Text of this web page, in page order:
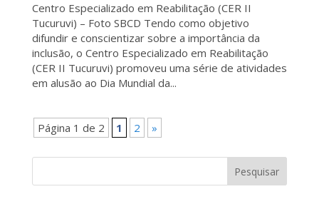
Centro Especializado em Reabilitação (CER II
Tucuruvi) – Foto SBCD Tendo como objetivo
difundir e conscientizar sobre a importância da
inclusão, o Centro Especializado em Reabilitação
(CER II Tucuruvi) promoveu uma série de atividades
em alusão ao Dia Mundial da...
Página 1 de 2 1 2 »
Pesquisar